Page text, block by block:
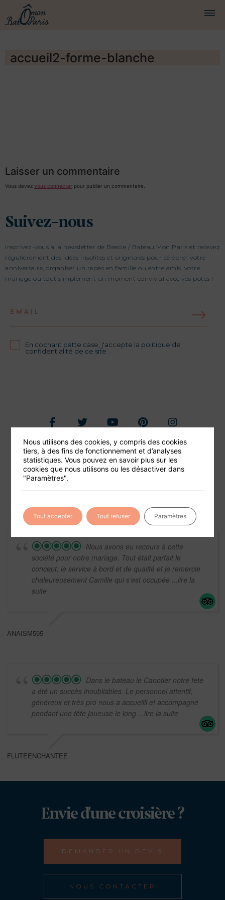
BATEAUX
PRESSE
accueil2-forme-blanche
Laisser un commentaire
Vous devez vous connecter pour publier un commentaire.
Suivez-nous
Inscrivez-vous à la newsletter de Beecie / Bateau Mon Paris et recevez
régulièrement des idées insolites et originales pour célébrer votre
anniversaire, organiser un repas en famille ou entre amis, votre
mariage ou tout simplement un moment convivial avec vos potes !
EMAIL
En cochant cette case, j'accepte la politique de
confidentialité de ce site
Foire aux questions
Conditions générales de vente
Nous avons eu recours à cette
société pour notre mariage. Tout était parfait le
concept; le service à bord et de qualité et je remercie
chaleureusement Camille qui s’est occupée ...lire la
suite
ANAISM595
Dans le bateau le Canotier notre fete
a été un succès inoubliables. Le personnel attentif,
généreux et très pro nous a accueilli et accompagné
pendant une fête joueuse le long ...lire la suite
FLUTEENCHANTEE
Envie d'une croisière ?
DEMANDER UN DEVIS
NOUS CONTACTER
Nous utilisons des cookies, y compris des cookies
tiers, à des fins de fonctionnement et d’analyses
statistiques. Vous pouvez en savoir plus sur les
cookies que nous utilisons ou les désactiver dans
"Paramètres".
Tout accepter Tout refuser Paramètres